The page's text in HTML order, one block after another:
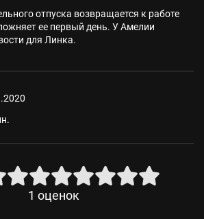
отпуска возвращается к работе
ее первый день. У Амелии
для Линка.
1 оценок